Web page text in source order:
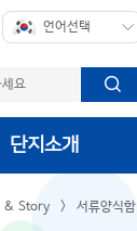
단지소개
& Story > 서류양식함